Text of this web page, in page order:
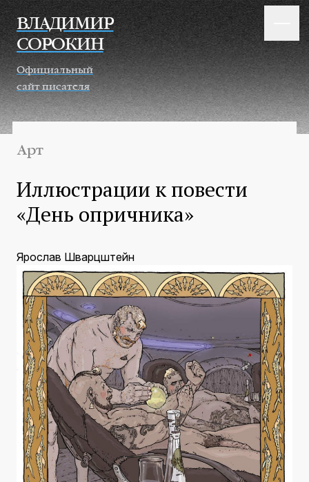
Перейти к основному содержанию
ВЛАДИМИР
СОРОКИН
Официальный
сайт писателя
Арт
Иллюстрации к повести
«День опричника»
Ярослав Шварцштейн